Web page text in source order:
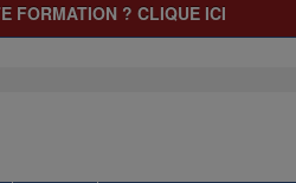
FORMATION ? CLIQUE ICI